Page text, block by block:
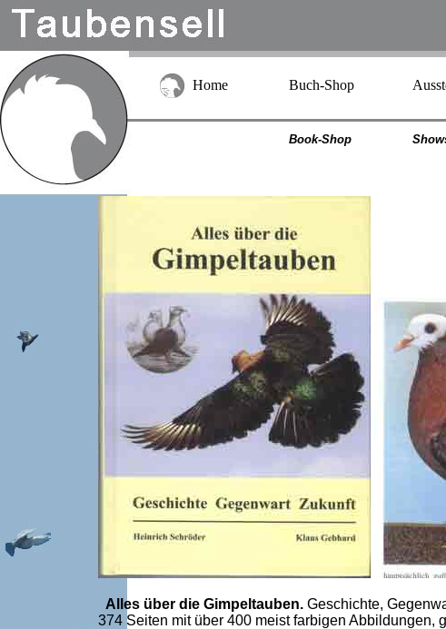
Home Buch-Shop
Book-Shop
Alles über die Gimpeltauben. Geschichte,
374 Seiten mit über 400 meist farbigen Abbildungen,